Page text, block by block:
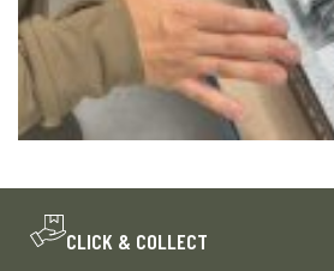
CLICK & COLLECT